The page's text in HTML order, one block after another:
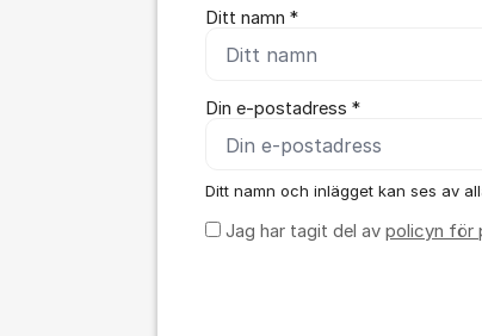
Ditt namn *
Din e-postadress *
Ditt namn och inlägget kan ses av
Jag har tagit del av policyn för